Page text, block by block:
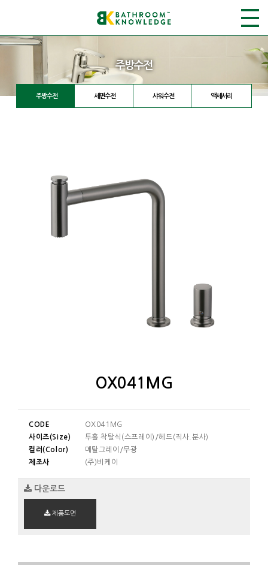
주방수전
주방수전 세면수전 샤워수전 액세서리
OX041MG
CODE
OX041MG
사이즈(Size)
투홀 착탈식(스프레이)/헤드(직사.분사)
컬러(Color)
메탈그레이/무광
제조사
(주)비케이
다운로드
제품도면